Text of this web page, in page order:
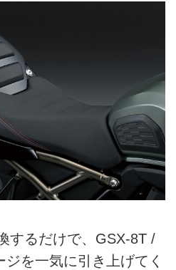
するだけで、GSX-8T /
を一気に引き上げてく